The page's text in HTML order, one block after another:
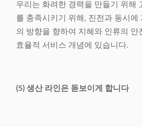
우리는 화려한 경력을 만들기 위해
를 충족시키기 위해, 진전과 동시에
의 방향을 향하여 지혜와 인류의 안
효율적 서비스 개념에 있습니다.
(5) 생산 라인은 돋보이게 합니다